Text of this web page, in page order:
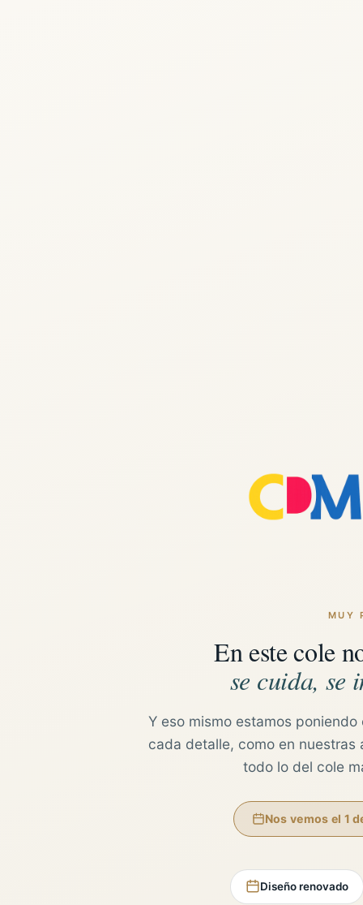
MUY
En este cole
se cuida, se
Y eso mismo estamos
cada detalle, como en nuestras
todo lo del cole
Nos vemos el 1
Diseño renovado